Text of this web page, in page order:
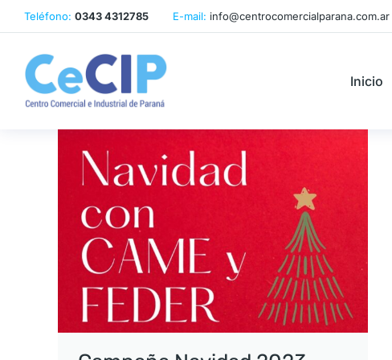
Teléfono: 0343 4312785 E-mail: info@centrocomercialparana.com.ar
Inicio